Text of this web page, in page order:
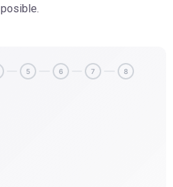
posible.